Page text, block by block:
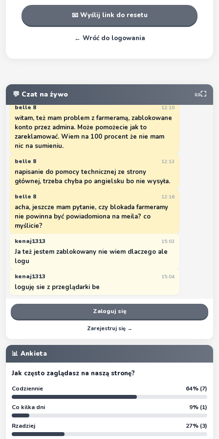
📧 Wyślij link do resetu
← Wróć do logowania
💬 Czat na żywo 📜⛶
maax1958
cos mi sie wydaje ze to sprawa smierdzaca
Gram od początku i nagle jesteś zablokowany przez
adm. co jest grane
belle 8 12:10
witam, też mam problem z farmeramą, zablokowane
konto przez admina. Może pomożecie jak to
zareklamować. Wiem na 100 procent że nie mam
nic na sumieniu.
belle 8 12:13
napisanie do pomocy technicznej ze strony
głównej, trzeba chyba po angielsku bo nie wysyła.
belle 8 12:16
acha, jeszcze mam pytanie, czy blokada farmeramy
nie powinna być powiadomiona na meila? co
myślicie?
kenaj1313 15:03
Ja też jestem zablokowany nie wiem dlaczego ale
logu
kenaj1313 15:04
loguję sie z przeglądarki be
Zaloguj się
Zarejestruj się →
📊 Ankieta
Jak często zaglądasz na naszą stronę?
Codziennie 64% (7)
Co kilka dni 9% (1)
Rzadziej 27% (3)